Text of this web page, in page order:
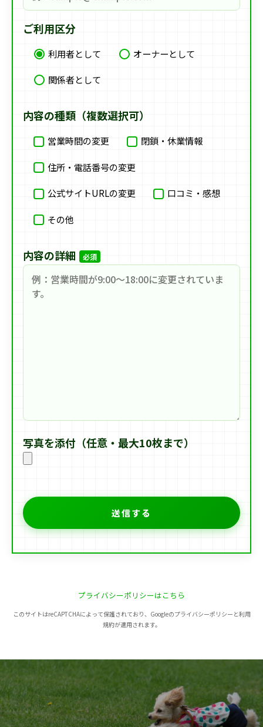
ご利用区分
利用者として
オーナーとして
関係者として
内容の種類（複数選択可）
営業時間の変更 閉鎖・休業情報
住所・電話番号の変更
公式サイトURLの変更 口コミ・感想
その他
内容の詳細 必須
写真を添付（任意・最大10枚まで）
プライバシーポリシーはこちら
このサイトはreCAPTCHAによって保護されており、Googleのプライバシーポリシーと利用
規約が適用されます。